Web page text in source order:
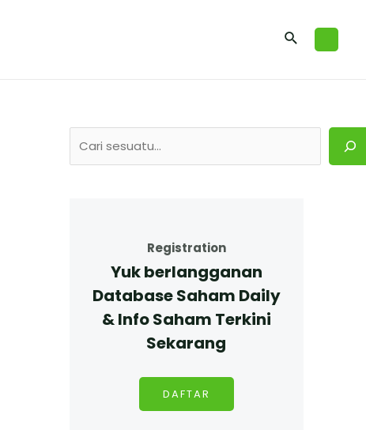
Registration
Yuk berlangganan
Database Saham Daily
& Info Saham Terkini
Sekarang
DAFTAR